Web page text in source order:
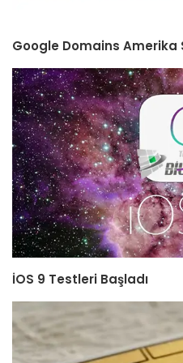
Google Domains Amerika
İOS 9 Testleri Başladı